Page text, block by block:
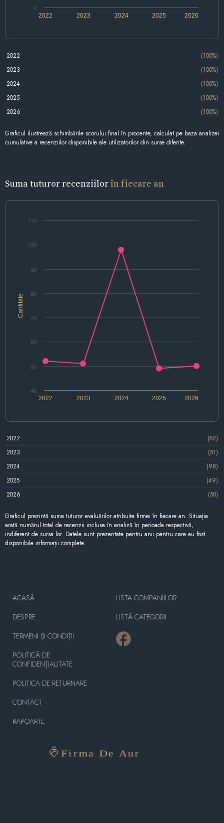
2022 2024 2026
2023 2025
0
2022
(100%)
2023
(100%)
2024
(100%)
2025
(100%)
2026
(100%)
Graficul ilustrează schimbările scorului final în procente, calculat pe baza analizei
cumulative a recenziilor disponibile ale utilizatorilor din surse diferite.
Suma tuturor recenziilorîn fiecare an
Cantitate
2022 2024 2026
2023 2025
40
50
60
70
80
90
100
110
2022
(52)
2023
(51)
2024
(98)
2025
(49)
2026
(50)
Graficul prezintă suma tuturor evaluărilor atribuite firmei în fiecare an. Situația
arată numărul total de recenzii incluse în analiză în perioada respectivă,
indiferent de sursa lor. Datele sunt prezentate pentru anii pentru care au fost
disponibile informații complete.
ACASĂ
DESPRE
TERMENI ȘI CONDIȚII
POLITICĂ DE
CONFIDENȚIALITATE
POLITICA DE RETURNARE
CONTACT
RAPOARTE
LISTA COMPANIILOR
LISTĂ CATEGORII